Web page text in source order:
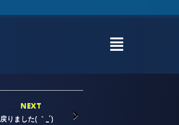
NEXT
戻りました( ｀_´) ゞ